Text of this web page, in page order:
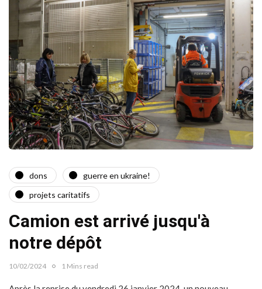
dons
guerre en ukraine!
projets caritatifs
Camion est arrivé jusqu'à
notre dépôt
10/02/2024 1 Mins read